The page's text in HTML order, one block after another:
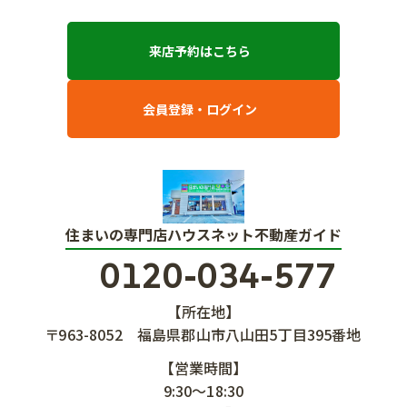
来店予約はこちら
会員登録・ログイン
住まいの専門店ハウスネット不動産ガイド
0120-034-577
【所在地】
〒963-8052
福島県郡山市八山田5丁目395番地
【営業時間】
9:30～18:30